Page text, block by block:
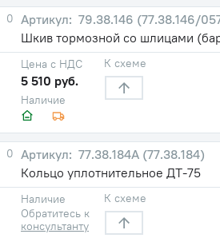
0
79.38.146 (77.38.146/
Шкив тормозной со шлицами
Наличие
Цена с НДС
5 510 руб.
К схеме
0
77.38.184А (77.38.184)
Кольцо уплотнительное ДТ-75
Наличие
Обратитесь к
консультанту
К схеме